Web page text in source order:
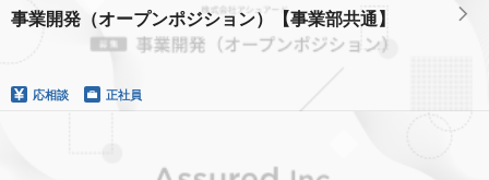
事業開発（オープンポジション）【事業部共通】
応相談 正社員